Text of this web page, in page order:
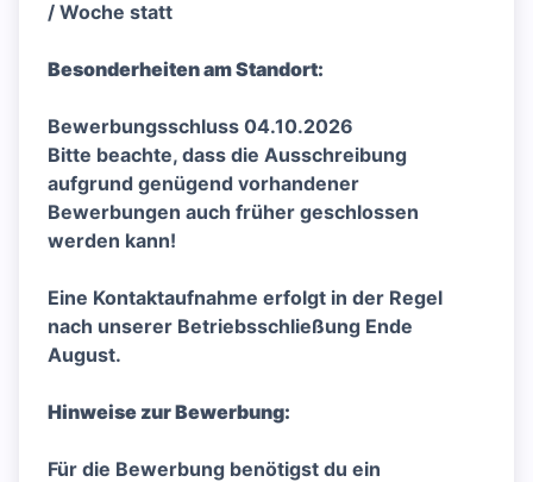
/ Woche statt
Besonderheiten am Standort:
Bewerbungsschluss 04.10.2026
Bitte beachte, dass die Ausschreibung
aufgrund genügend vorhandener
Bewerbungen auch früher geschlossen
werden kann!
Eine Kontaktaufnahme erfolgt in der Regel
nach unserer Betriebsschließung Ende
August.
Hinweise zur Bewerbung:
Für die Bewerbung benötigst du ein